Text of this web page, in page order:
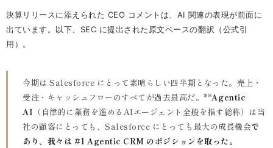
決算リリースに添えられた CEO コメントは、AI 関連の表現が前面に
出ています。以下、SEC に提出された原文ベースの翻訳（公式引
用）。
今期は Salesforce にとって素晴らしい四半期となった。売上・
受注・キャッシュフローのすべてが過去最高だ。**Agentic
AI （自律的に業務を進めるAIエージェント全般を指す総称）は当
社の顧客にとっても、Salesforce にとっても最大の成長機会で
あり、我々は #1 Agentic CRM のポジションを取った。